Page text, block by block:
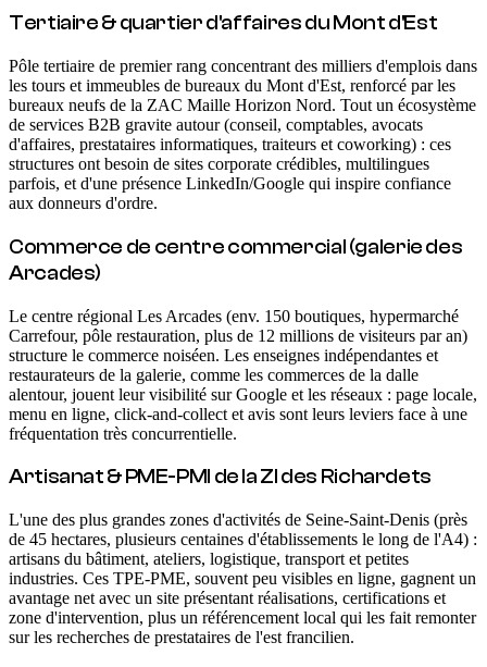
Tertiaire & quartier d'affaires du Mont d'Est
Pôle tertiaire de premier rang concentrant des milliers d'emplois dans
les tours et immeubles de bureaux du Mont d'Est, renforcé par les
bureaux neufs de la ZAC Maille Horizon Nord. Tout un écosystème
de services B2B gravite autour (conseil, comptables, avocats
d'affaires, prestataires informatiques, traiteurs et coworking) : ces
structures ont besoin de sites corporate crédibles, multilingues
parfois, et d'une présence LinkedIn/Google qui inspire confiance
aux donneurs d'ordre.
Commerce de centre commercial (galerie des
Arcades)
Le centre régional Les Arcades (env. 150 boutiques, hypermarché
Carrefour, pôle restauration, plus de 12 millions de visiteurs par an)
structure le commerce noiséen. Les enseignes indépendantes et
restaurateurs de la galerie, comme les commerces de la dalle
alentour, jouent leur visibilité sur Google et les réseaux : page locale,
menu en ligne, click-and-collect et avis sont leurs leviers face à une
fréquentation très concurrentielle.
Artisanat & PME-PMI de la ZI des Richardets
L'une des plus grandes zones d'activités de Seine-Saint-Denis (près
de 45 hectares, plusieurs centaines d'établissements le long de l'A4) :
artisans du bâtiment, ateliers, logistique, transport et petites
industries. Ces TPE-PME, souvent peu visibles en ligne, gagnent un
avantage net avec un site présentant réalisations, certifications et
zone d'intervention, plus un référencement local qui les fait remonter
sur les recherches de prestataires de l'est francilien.